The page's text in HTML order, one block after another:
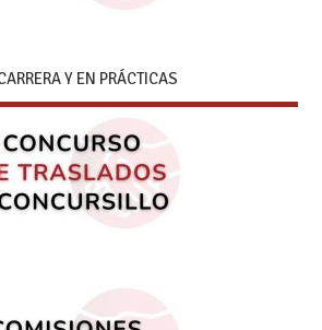
Y EN PRÁCTICAS